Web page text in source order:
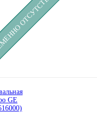
ОТСУТСТВУЕТ